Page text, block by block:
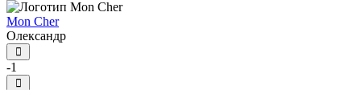
Mon Cher
Олександр
-1